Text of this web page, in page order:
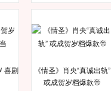
喜剧
《情圣》肖央“真诚出轨”
或成贺岁档爆款帝